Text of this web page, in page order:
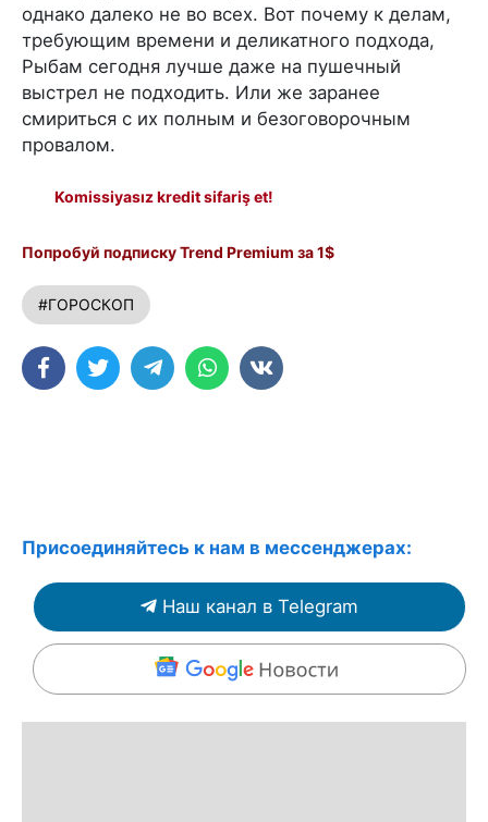
однако далеко не во всех. Вот почему к делам,
требующим времени и деликатного подхода,
Рыбам сегодня лучше даже на пушечный
выстрел не подходить. Или же заранее
смириться с их полным и безоговорочным
провалом.
Komissiyasız kredit sifariş et!
Попробуй подписку Trend Premium за 1$
#ГОРОСКОП
Присоединяйтесь к нам в мессенджерах:
Наш канал в Telegram